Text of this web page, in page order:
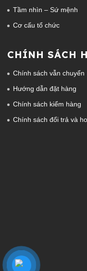
Tầm nhìn – Sứ mệnh
Cơ cấu tổ chức
CHÍNH SÁCH
Chính sách vẫn chuyển
Hướng dẫn đặt hàng
Chính sách kiểm hàng
Chính sách đổi trả và